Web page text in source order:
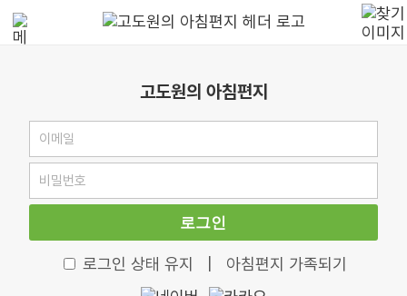
고도원의 아침편지
로그인
로그인 상태 유지 아침편지 가족되기